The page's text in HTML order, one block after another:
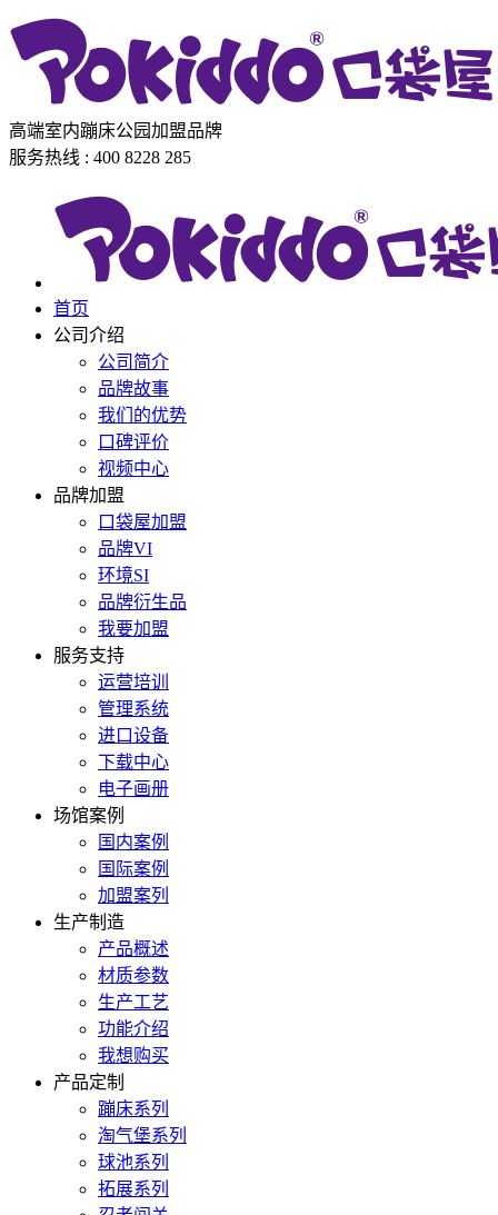
高端室内蹦床公园加盟品牌
服务热线 : 400 8228 285
首页
公司介绍
公司简介
品牌故事
我们的优势
口碑评价
视频中心
品牌加盟
口袋屋加盟
品牌VI
环境SI
品牌衍生品
我要加盟
服务支持
运营培训
管理系统
进口设备
下载中心
电子画册
场馆案例
国内案例
国际案例
加盟案列
生产制造
产品概述
材质参数
生产工艺
功能介绍
我想购买
产品定制
蹦床系列
淘气堡系列
球池系列
拓展系列